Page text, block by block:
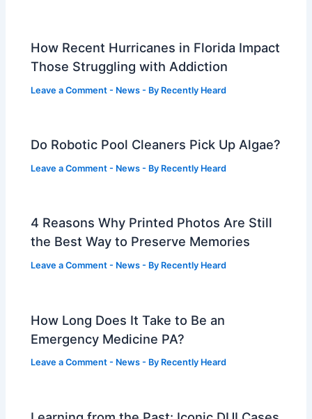
How Recent Hurricanes in Florida Impact
Those Struggling with Addiction
Leave a Comment - News - By Recently Heard
Do Robotic Pool Cleaners Pick Up Algae?
Leave a Comment - News - By Recently Heard
4 Reasons Why Printed Photos Are Still
the Best Way to Preserve Memories
Leave a Comment - News - By Recently Heard
How Long Does It Take to Be an
Emergency Medicine PA?
Leave a Comment - News - By Recently Heard